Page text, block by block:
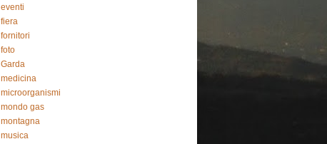
eventi
fiera
fornitori
foto
Garda
medicina
microorganismi
mondo gas
montagna
musica